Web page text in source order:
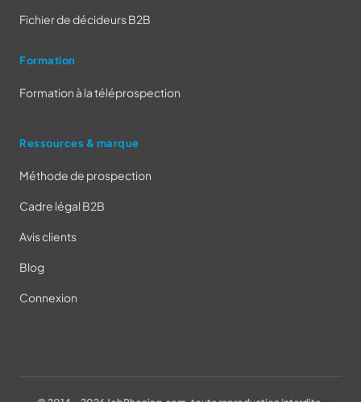
Fichier de décideurs B2B
Formation
Formation à la téléprospection
Ressources & marque
Méthode de prospection
Cadre légal B2B
Avis clients
Blog
Connexion